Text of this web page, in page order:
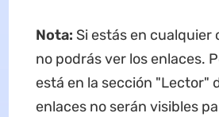
Nota: Si estás en cualquier
no podrás ver los enlaces.
está en la sección "Lector"
enlaces no serán visibles